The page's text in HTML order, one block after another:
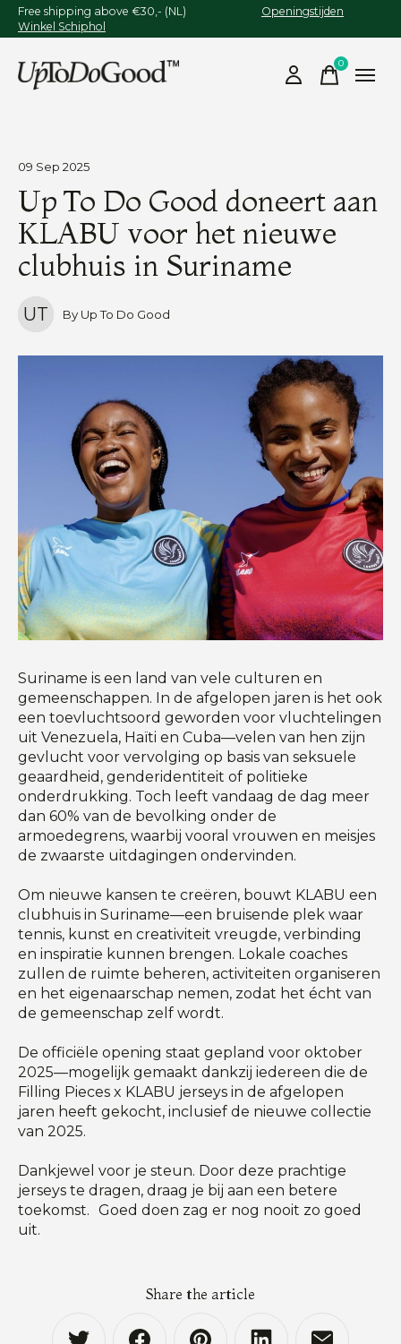
Free shipping above €30,- (NL) Openingstijden
Winkel Schiphol
0items
09 Sep 2025
Up To Do Good doneert aan
KLABU voor het nieuwe
clubhuis in Suriname
UT By Up To Do Good
Suriname is een land van vele culturen en
gemeenschappen. In de afgelopen jaren is het ook
een toevluchtsoord geworden voor vluchtelingen
uit Venezuela, Haïti en Cuba—velen van hen zijn
gevlucht voor vervolging op basis van seksuele
geaardheid, genderidentiteit of politieke
onderdrukking. Toch leeft vandaag de dag meer
dan 60% van de bevolking onder de
armoedegrens, waarbij vooral vrouwen en meisjes
de zwaarste uitdagingen ondervinden.
Om nieuwe kansen te creëren, bouwt KLABU een
clubhuis in Suriname—een bruisende plek waar
tennis, kunst en creativiteit vreugde, verbinding
en inspiratie kunnen brengen. Lokale coaches
zullen de ruimte beheren, activiteiten organiseren
en het eigenaarschap nemen, zodat het écht van
de gemeenschap zelf wordt.
De officiële opening staat gepland voor oktober
2025—mogelijk gemaakt dankzij iedereen die de
Filling Pieces x KLABU jerseys in de afgelopen
jaren heeft gekocht, inclusief de nieuwe collectie
van 2025.
Dankjewel voor je steun. Door deze prachtige
jerseys te dragen, draag je bij aan een betere
toekomst. Goed doen zag er nog nooit zo goed
uit.
Share the article